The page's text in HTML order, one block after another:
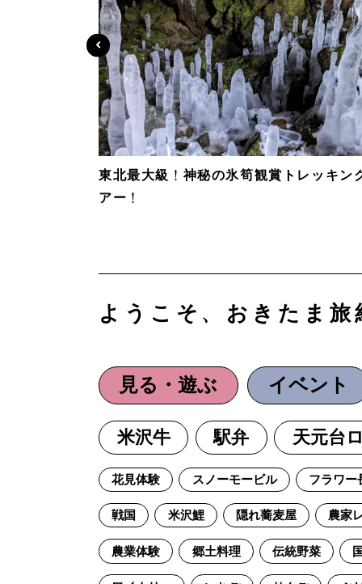
東北最大級！神秘の氷筍観賞トレッキン
アー！
ようこそ、おきたま旅
見る・遊ぶ イベント
米沢牛 駅弁 天元台
花見体験 スノーモービル フラワー
戦国 米沢鯉 隠れ蕎麦屋 農家
農業体験 郷土料理 伝統野菜